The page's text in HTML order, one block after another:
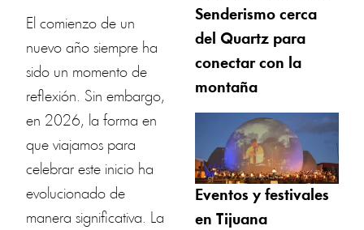
El comienzo de un
nuevo año siempre ha
sido un momento de
reflexión. Sin embargo,
en 2026, la forma en
que viajamos para
celebrar este inicio ha
evolucionado de
manera significativa. La
Senderismo cerca
del Quartz para
conectar con la
montaña
Eventos y festivales
en Tijuana